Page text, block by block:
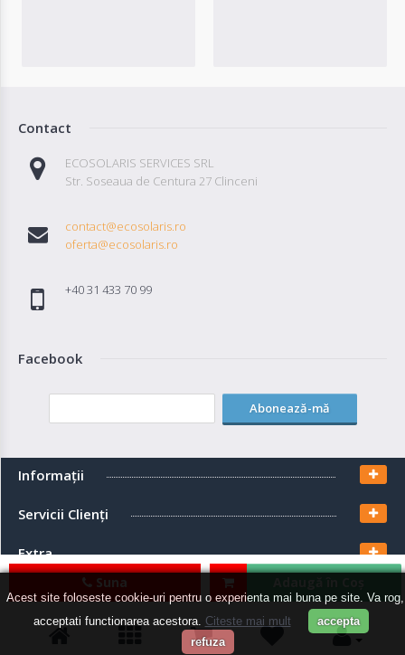
Acest site foloseste cookie-uri pentru o experienta mai buna pe site. Va rog,
acceptati functionarea acestora. Citeste mai mult
accepta
refuza
Suna
Contact
ECOSOLARIS SERVICES SRL
Str. Soseaua de Centura 27 Clinceni
contact@ecosolaris.ro
oferta@ecosolaris.ro
+40 31 433 70 99
Facebook
Abonează-mă
Informaţii
Servicii Clienţi
Extra
Contul meu